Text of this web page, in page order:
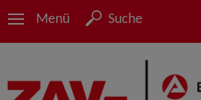
Menü Suche